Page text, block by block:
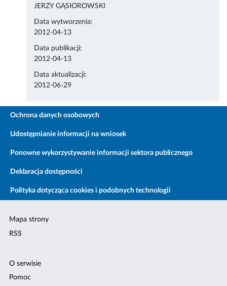
JERZY GĄSIOROWSKI
Data wytworzenia:
2012-04-13
Data publikacji:
2012-04-13
Data aktualizacji:
2012-06-29
Ochrona danych osobowych
Udostępnianie informacji na wniosek
Ponowne wykorzystywanie informacji sektora publicznego
Deklaracja dostępności
Polityka dotycząca cookies i podobnych technologii
Mapa strony
RSS
O serwisie
Pomoc